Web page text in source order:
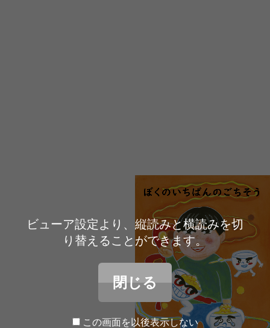
ビューア設定より、縦読みと横読みを切
り替えることができます。
閉じる
この画面を以後表示しない